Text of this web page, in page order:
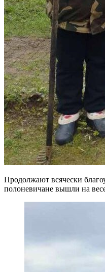
Продолжают всячески
полоневичане вышли на